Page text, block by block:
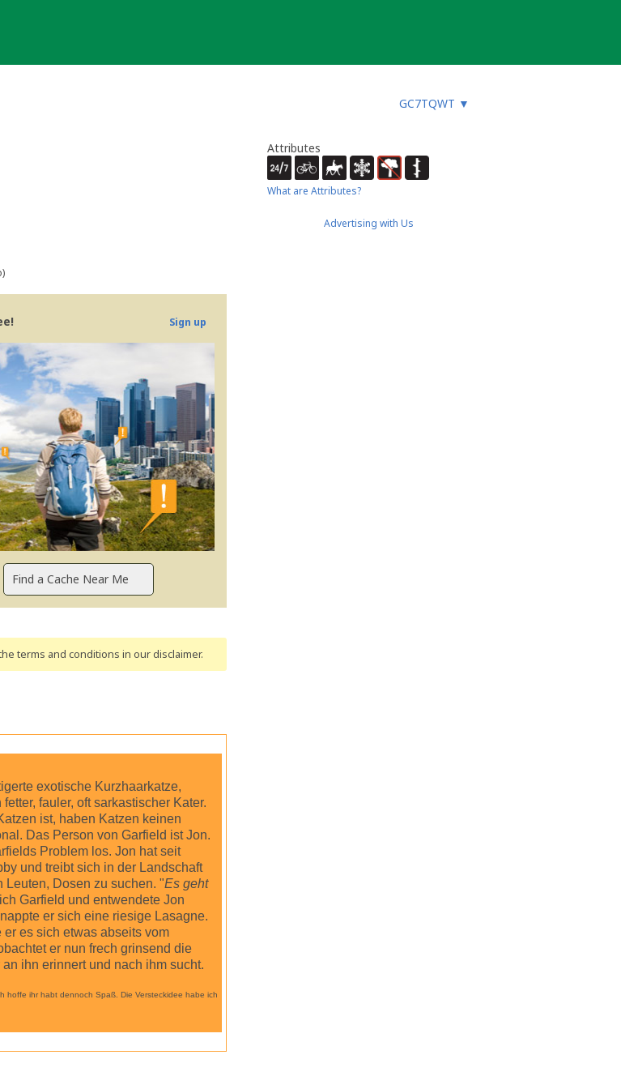
GC7TQWT ▼
Sign up
terms and conditions in our disclaimer.
exotische Kurzhaarkatze,
fauler, oft sarkastischer Kater.
ist, haben Katzen keinen
Das Person von Garfield ist Jon.
Problem los. Jon hat seit
und treibt sich in der Landschaft
Leuten, Dosen zu suchen. "Es geht
Garfield und entwendete Jon
er sich eine riesige Lasagne.
es sich etwas abseits vom
er nun frech grinsend die
ihn erinnert und nach ihm sucht.
hoffe ihr habt dennoch Spaß. Die Versteckidee habe ich
Attributes
What are Attributes?
Advertising with Us